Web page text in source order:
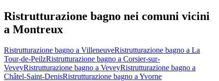
Ristrutturazione bagno nei comuni vicini
a Montreux
Ristrutturazione bagno a VilleneuveRistrutturazione bagno a La
Tour-de-PeilzRistrutturazione bagno a Corsier-sur-
VeveyRistrutturazione bagno a VeveyRistrutturazione bagno a
Châtel-Saint-DenisRistrutturazione bagno a Yvorne